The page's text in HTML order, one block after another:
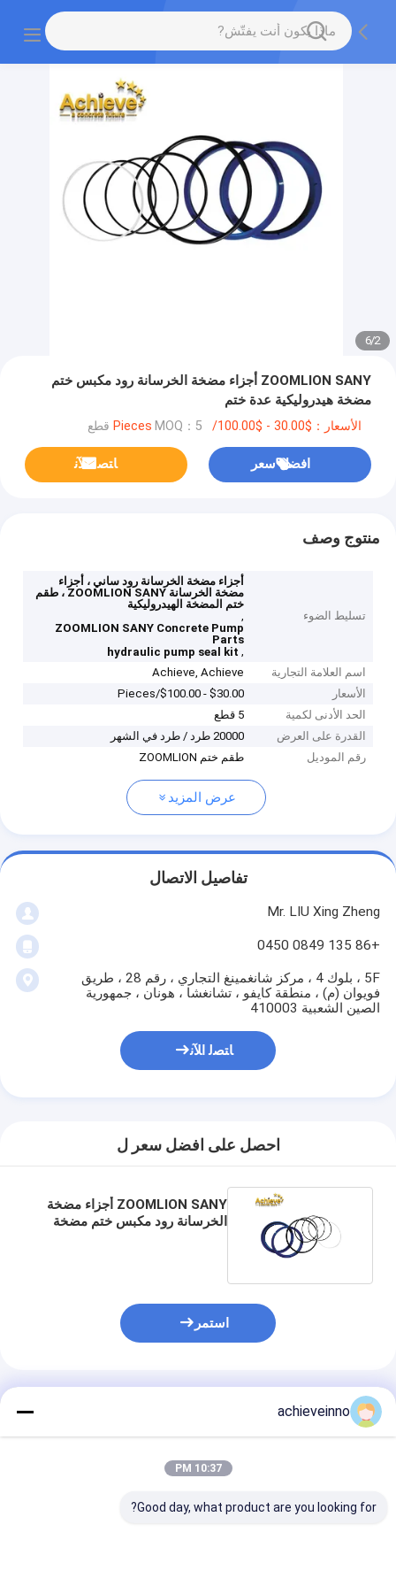
2
/
6
ZOOMLION SANY أجزاء مضخة الخرسانة رود مكبس ختم
مضخة هيدروليكية عدة ختم
الأسعار：$30.00 - $100.00/Pieces MOQ：5 قطع
افضل سعر ﺎﺘﺼﻟ ﺍﻶﻧ
منتوج وصف
تسليط الضوء
أجزاء مضخة الخرسانة رود ساني ، أجزاء
مضخة الخرسانة ZOOMLION SANY ، طقم
ختم المضخة الهيدروليكية
,
ZOOMLION SANY Concrete Pump
Parts
,
hydraulic pump seal kit
اسم العلامة التجارية
Achieve, Achieve
الأسعار
$30.00 - $100.00/Pieces
الحد الأدنى لكمية
5 قطع
القدرة على العرض
20000 طرد / طرد في الشهر
رقم الموديل
طقم ختم ZOOMLION
عرض المزيد
تفاصيل الاتصال
Mr. LIU Xing Zheng
+86 135 0849 0450
5F ، بلوك 4 ، مركز شانغمينغ التجاري ، رقم 28 ، طريق
فويوان (م) ، منطقة كايفو ، تشانغشا ، هونان ، جمهورية
الصين الشعبية 410003
ﺎﺘﺼﻟ ﺍﻶﻧ
احصل على افضل سعر ل
ZOOMLION SANY أجزاء مضخة
الخرسانة رود مكبس ختم مضخة
استمر
المنتجات الموصى بها
achieveinno
10:37 PM
Good day, what product are you looking for?